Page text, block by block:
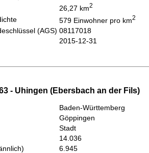
26,27 km2
579 Einwohner pro km2
(AGS) 08117018
2015-12-31
- Uhingen (Ebersbach an der Fils)
Baden-Württemberg
Göppingen
Stadt
14.036
6.945